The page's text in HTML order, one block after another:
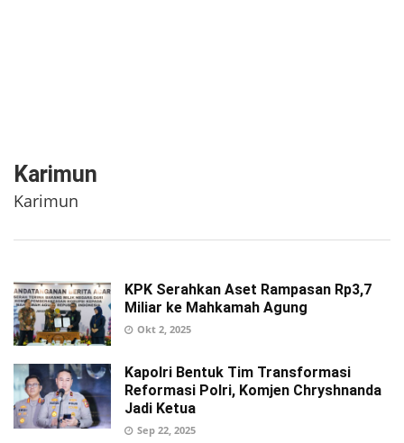
Karimun
Karimun
KPK Serahkan Aset Rampasan Rp3,7
Miliar ke Mahkamah Agung
Okt 2, 2025
Kapolri Bentuk Tim Transformasi
Reformasi Polri, Komjen Chryshnanda
Jadi Ketua
Sep 22, 2025